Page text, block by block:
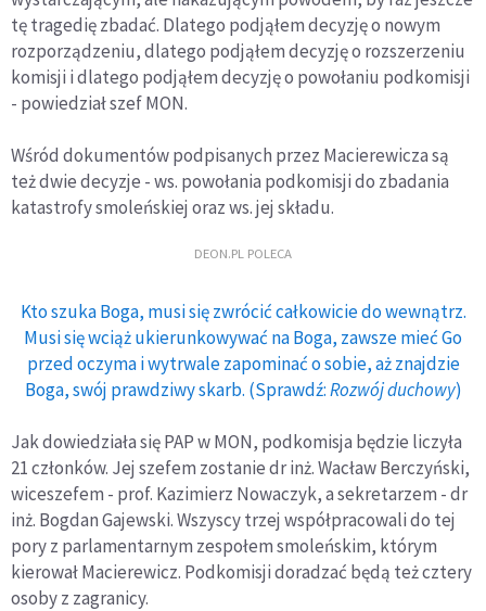
tę tragedię zbadać. Dlatego podjąłem decyzję o nowym
rozporządzeniu, dlatego podjąłem decyzję o rozszerzeniu
komisji i dlatego podjąłem decyzję o powołaniu podkomisji
- powiedział szef MON.
Wśród dokumentów podpisanych przez Macierewicza są
też dwie decyzje - ws. powołania podkomisji do zbadania
katastrofy smoleńskiej oraz ws. jej składu.
DEON.PL POLECA
Kto szuka Boga, musi się zwrócić całkowicie do wewnątrz.
Musi się wciąż ukierunkowywać na Boga, zawsze mieć Go
przed oczyma i wytrwale zapominać o sobie, aż znajdzie
Boga, swój prawdziwy skarb. (Sprawdź:Rozwój duchowy)
Jak dowiedziała się PAP w MON, podkomisja będzie liczyła
21 członków. Jej szefem zostanie dr inż. Wacław Berczyński,
wiceszefem - prof. Kazimierz Nowaczyk, a sekretarzem - dr
inż. Bogdan Gajewski. Wszyscy trzej współpracowali do tej
pory z parlamentarnym zespołem smoleńskim, którym
kierował Macierewicz. Podkomisji doradzać będą też cztery
osoby z zagranicy.